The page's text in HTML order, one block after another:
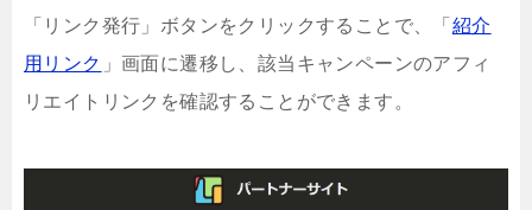
「リンク発行」ボタンをクリックすることで、「 紹介
用リンク 」画面に遷移し、該当キャンペーンのアフィ
リエイトリンクを確認することができます。